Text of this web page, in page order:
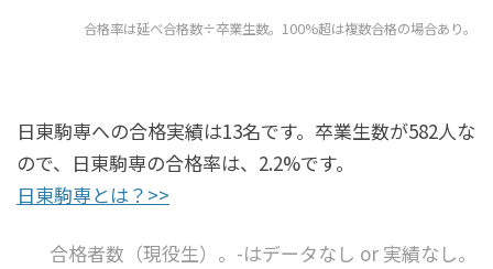
合格率は延べ合格数÷卒業生数。100%超は複数合格の場合あり。
日東駒専への合格実績は13名です。卒業生数が582人な
ので、日東駒専の合格率は、2.2%です。
日東駒専とは？>>
合格者数（現役生）。-はデータなし or 実績なし。